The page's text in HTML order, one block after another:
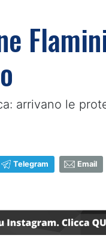
arrivano le
Telegram Email